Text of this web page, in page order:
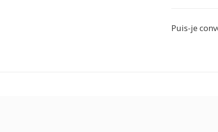
Puis-je